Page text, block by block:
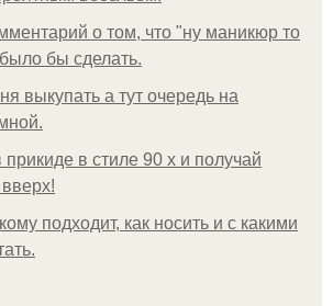
о том, что "ну маникюр то
бы сделать.
выкупать а тут очередь на
в стиле 90 х и получай
подходит, как носить и с какими